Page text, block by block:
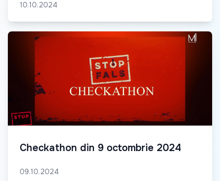
10.10.2024
Checkathon din 9 octombrie 2024
09.10.2024